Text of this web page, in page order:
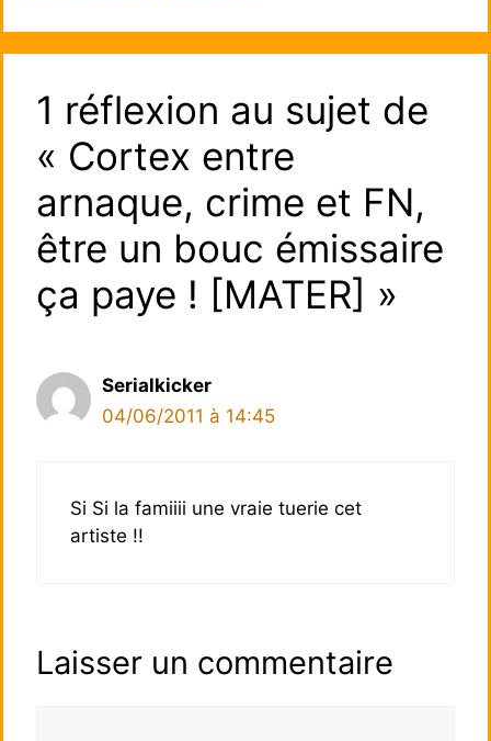
1 réflexion au sujet de
« Cortex entre
arnaque, crime et FN,
être un bouc émissaire
ça paye ! [MATER] »
Serialkicker
04/06/2011 à 14:45
Si Si la famiiii une vraie tuerie cet
artiste !!
Laisser un commentaire